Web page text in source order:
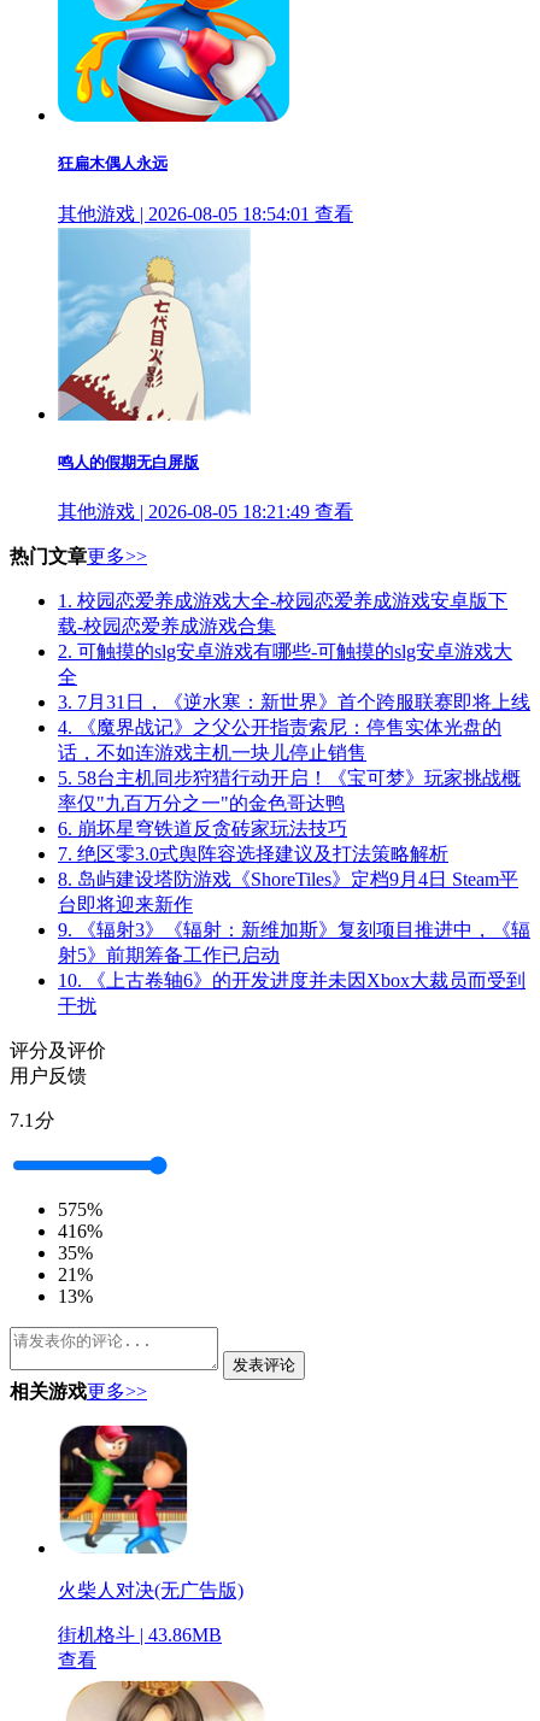
狂扁木偶人永远
其他游戏 | 2026-08-05 18:54:01 查看
鸣人的假期无白屏版
其他游戏 | 2026-08-05 18:21:49 查看
热门文章更多>>
1. 校园恋爱养成游戏大全-校园恋爱养成游戏安卓版下
载-校园恋爱养成游戏合集
2. 可触摸的slg安卓游戏有哪些-可触摸的slg安卓游戏大
全
3. 7月31日，《逆水寒：新世界》首个跨服联赛即将上线
4. 《魔界战记》之父公开指责索尼：停售实体光盘的
话，不如连游戏主机一块儿停止销售
5. 58台主机同步狩猎行动开启！《宝可梦》玩家挑战概
率仅"九百万分之一"的金色哥达鸭
6. 崩坏星穹铁道反贪砖家玩法技巧
7. 绝区零3.0式舆阵容选择建议及打法策略解析
8. 岛屿建设塔防游戏《ShoreTiles》定档9月4日 Steam平
台即将迎来新作
9. 《辐射3》《辐射：新维加斯》复刻项目推进中，《辐
射5》前期筹备工作已启动
10. 《上古卷轴6》的开发进度并未因Xbox大裁员而受到
干扰
评分及评价
用户反馈
7.1 分
575%
416%
35%
21%
13%
发表评论
相关游戏更多>>
火柴人对决(无广告版)
街机格斗 | 43.86MB
查看